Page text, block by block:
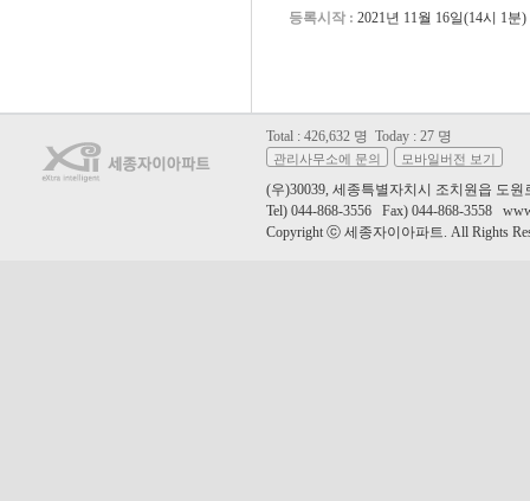
등록시작 : 2021년 11월 16일(14시 1분)
Total : 426,632 명 Today : 27 명
관리사무소에 문의 모바일버전 보기
(우)30039, 세종특별자치시 조치원읍 도원
Tel) 044-868-3556 Fax) 044-868-3558
Copyright ⓒ 세종자이아파트. All Rights